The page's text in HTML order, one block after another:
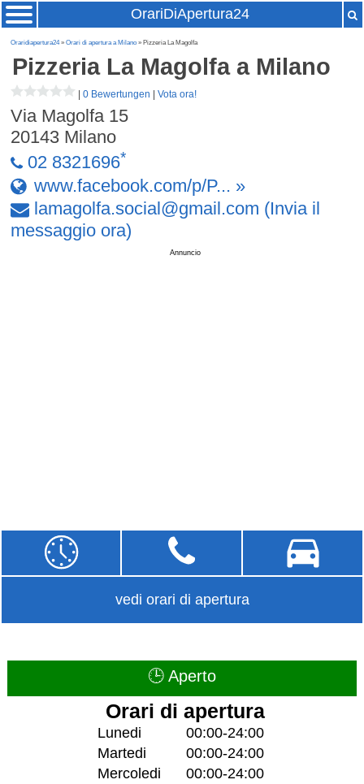
OrariDiApertura24
Oraridiapertura24»Orari di apertura a Milano » Pizzeria La Magolfa
Pizzeria La Magolfaa Milano
|0 Bewertungen |Vota ora!
Via Magolfa 15
20143 Milano
02 8321696*
www.facebook.com/p/P... »
lamagolfa.social @gmail .com (Invia il
messaggio ora)
Annuncio
vedi orari di apertura
🕒 Aperto
Orari di apertura
Lunedi
00:00-24:00
Martedi
00:00-24:00
Mercoledi
00:00-24:00